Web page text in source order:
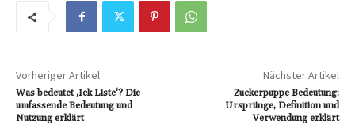
Vorheriger Artikel
Was bedeutet ‚Ick Liste‘? Die
umfassende Bedeutung und
Nutzung erklärt
Nächster Artikel
Zuckerpuppe Bedeutung:
Ursprünge, Definition und
Verwendung erklärt